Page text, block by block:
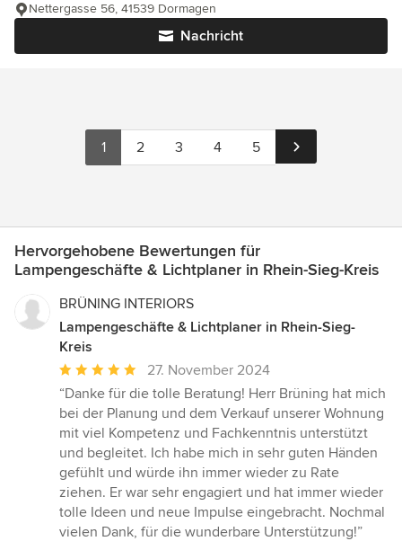
Nachricht
Nettergasse 56, 41539 Dormagen
1 2 3 4 5
Hervorgehobene Bewertungen für
Lampengeschäfte & Lichtplaner in Rhein-Sieg-Kreis
BRÜNING INTERIORS
Lampengeschäfte & Lichtplaner in Rhein-Sieg-
Kreis
Durchschnittliche
Bewertung:
5
von
5
Sternen
27. November 2024
“Danke für die tolle Beratung! Herr Brüning hat mich
bei der Planung und dem Verkauf unserer Wohnung
mit viel Kompetenz und Fachkenntnis unterstützt
und begleitet. Ich habe mich in sehr guten Händen
gefühlt und würde ihn immer wieder zu Rate
ziehen. Er war sehr engagiert und hat immer wieder
tolle Ideen und neue Impulse eingebracht. Nochmal
vielen Dank, für die wunderbare Unterstützung!”